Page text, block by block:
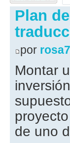
respuesta
Plan
por
Montar
de uno